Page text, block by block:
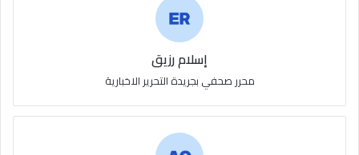
إسلام رزيق
محرر صحفي بجريدة التحرير الاخبارية